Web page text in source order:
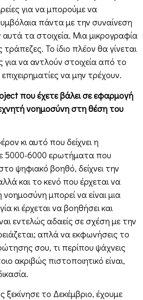
για να μπορούμε να
πάντα με την συναίνεση
τα στοιχεία. Μια μικρογραφία
τράπεζες. Το ίδιο πλέον θα γίνεται
για να αντλούν στοιχεία από το
να μην τρέχουν.
που έχετε βάλει σε εφαρμογή
νοημοσύνη στη θέση του
κι αυτό που δείχνει η
5000-6000 ερωτήματα που
ψηφιακό βοηθό, δείχνει την
και το κενό που έρχεται να
μπορεί να είναι μια
κι έρχεται να βοηθήσει και
εντελώς αδαείς σε σχέση με την
απλά να εκφωνήσεις το
σου, τι περίπου ψάχνεις
ακριβώς πιστοποιητικό είναι,
το Δεκέμβριο, έχουμε